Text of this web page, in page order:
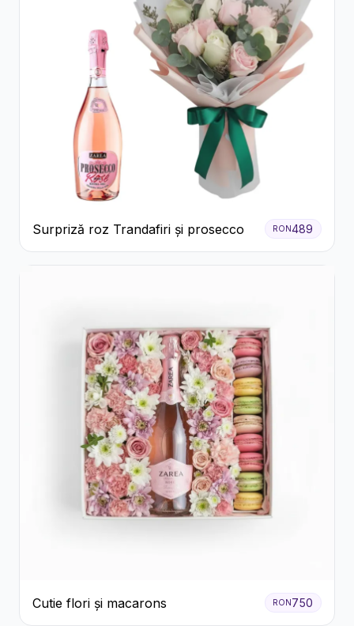
Surpriză roz Trandafiri și prosecco RON 489
Cutie flori și macarons RON 750